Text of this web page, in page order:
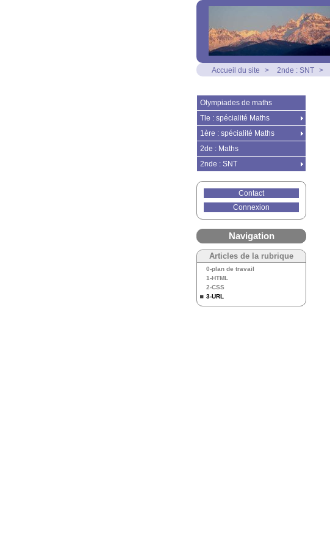
Accueil du site > 2nde : SNT >
Olympiades de maths
Tle : spécialité Maths
1ère : spécialité Maths
2de : Maths
2nde : SNT
Contact
Connexion
Navigation
Articles de la rubrique
0-plan de travail
1-HTML
2-CSS
3-URL